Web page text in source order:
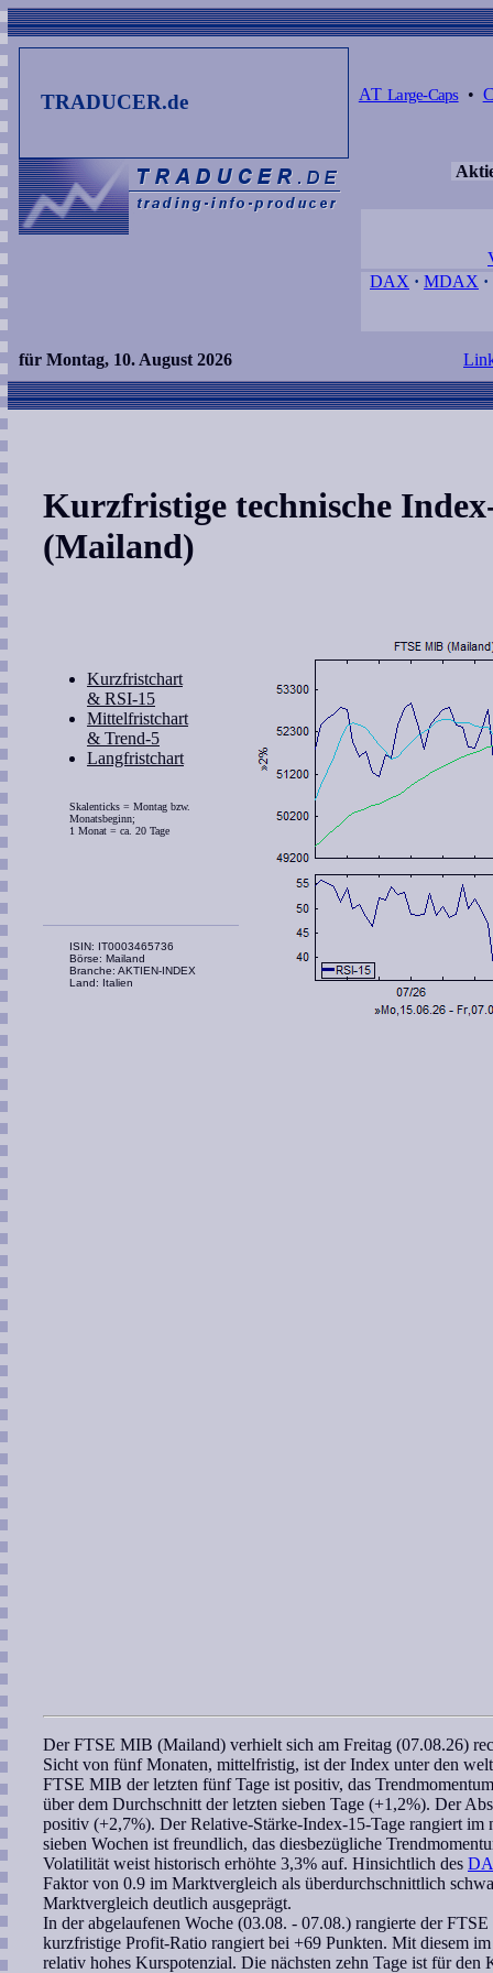
TRADUCER.de AT Large-Caps•
DAX · MDAX ·
für Montag, 10. August 2026
Kurzfristige technische
(Mailand)
Kurzfristchart
& RSI-15
Mittelfristchart
& Trend-5
Langfristchart
Skalenticks = Montag bzw.
Monatsbeginn;
1 Monat = ca. 20 Tage
ISIN: IT0003465736
Börse: Mailand
Branche: AKTIEN-INDEX
Land: Italien
DerFTSE MIB (Mailand) verhielt sich am Freitag (07.08.26)
Sicht von fünf Monaten, mittelfristig, ist der Index unter den
FTSE MIB der letzten fünf Tage ist positiv, das Trendmomentum
über dem Durchschnitt der letzten sieben Tage (+1,2%). Der
positiv (+2,7%). DerRelative-Stärke-Index-15-Tage rangiert im
sieben Wochen ist freundlich, das diesbezügliche
Volatilität weist historisch erhöhte 3,3% auf. Hinsichtlich des
Faktorvon 0.9 im Marktvergleich als überdurchschnittlich
Marktvergleich deutlich ausgeprägt.
In der abgelaufenen Woche (03.08. - 07.08.) rangierte der
kurzfristige Profit-Ratio rangiert bei +69 Punkten. Mit diesem
relativ hohes Kurspotenzial. Die nächsten zehn Tage ist für den